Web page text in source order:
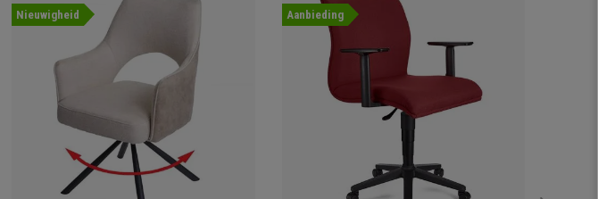
Nieuwigheid Aanbieding